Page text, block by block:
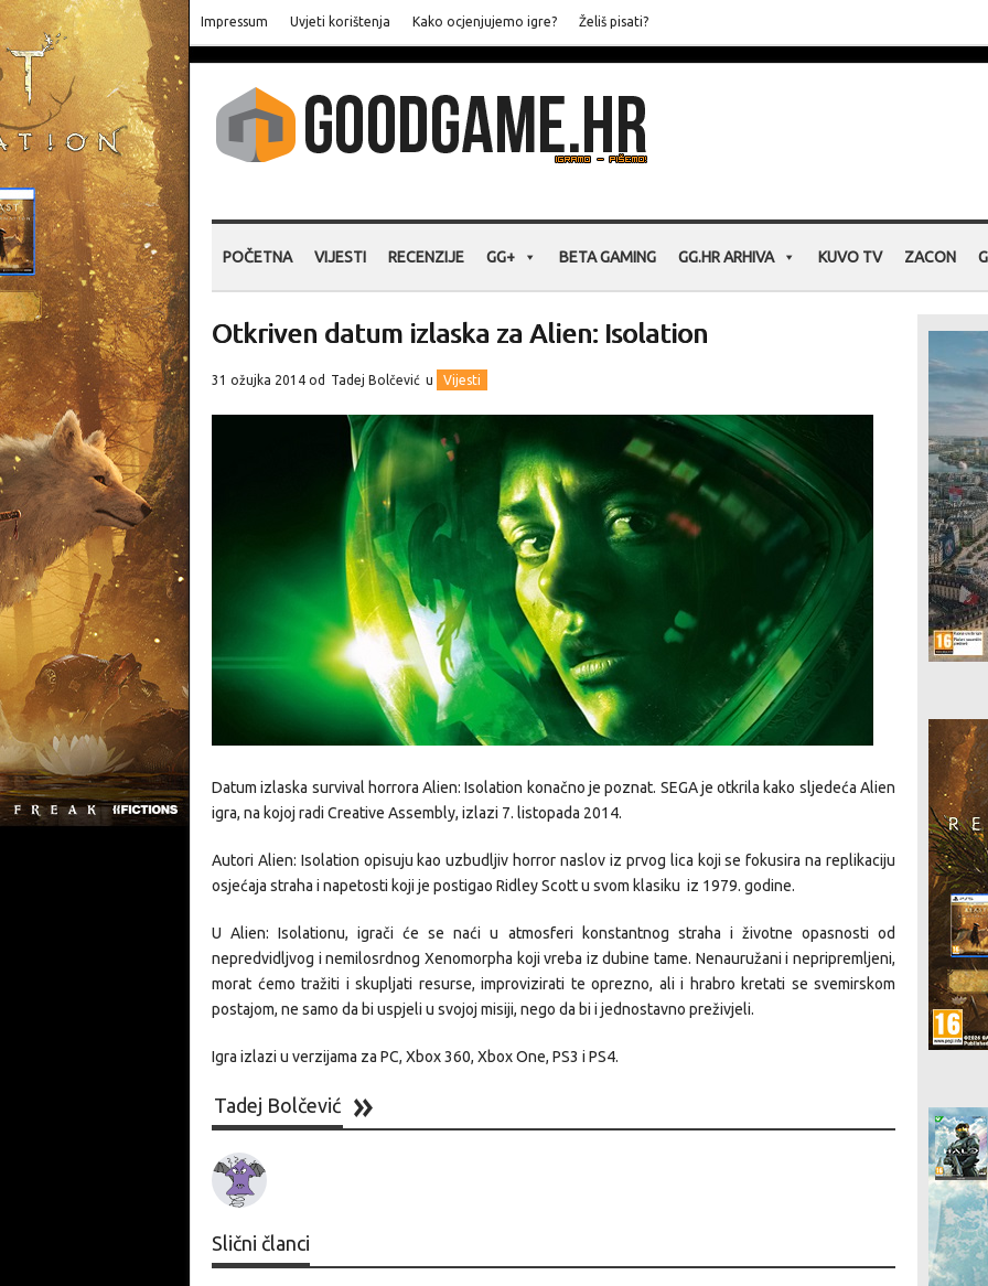
Impressum Uvjeti korištenja Kako ocjenjujemo igre? Želiš pisati?
POČETNA VIJESTI RECENZIJE GG+ BETA GAMING GG.HR ARHIVA KUVO TV ZACON
Otkriven datum izlaska za Alien: Isolation
31 ožujka 2014 od Tadej Bolčević u Vijesti
Datum izlaska survival horroraAlien: Isolation konačno je poznat. SEGA je otkrila kako sljedeća Alien
igra, na kojoj radi Creative Assembly, izlazi 7. listopada 2014.
Autori Alien: Isolation opisuju kao uzbudljiv horror naslov iz prvog lica koji se fokusira na replikaciju
osjećaja straha i napetosti koji je postigao Ridley Scott u svom klasiku iz 1979. godine.
U Alien: Isolationu, igrači će se naći u atmosferi konstantnog straha i životne opasnosti od
nepredvidljvog i nemilosrdnog Xenomorpha koji vreba iz dubine tame. Nenauružani i nepripremljeni,
morat ćemo tražiti i skupljati resurse, improvizirati te oprezno, ali i hrabro kretati se svemirskom
postajom, ne samo da bi uspjeli u svojoj misiji, nego da bi i jednostavno preživjeli.
Igra izlazi u verzijama za PC, Xbox 360, Xbox One, PS3 i PS4.
Tadej Bolčević
Slični članci